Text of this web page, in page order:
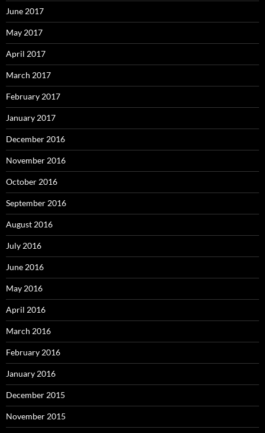
June 2017
May 2017
April 2017
March 2017
February 2017
January 2017
December 2016
November 2016
October 2016
September 2016
August 2016
July 2016
June 2016
May 2016
April 2016
March 2016
February 2016
January 2016
December 2015
November 2015